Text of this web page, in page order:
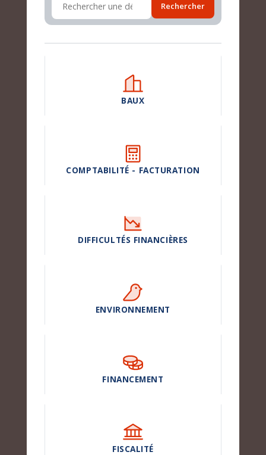
Rechercher
BAUX
COMPTABILITÉ - FACTURATION
DIFFICULTÉS FINANCIÈRES
ENVIRONNEMENT
FINANCEMENT
FISCALITÉ